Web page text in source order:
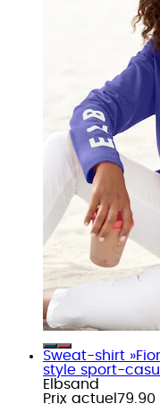
Sweat-shirt
style sport-
Elbsand
Prix actuel 79.90